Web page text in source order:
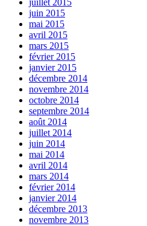
juin 2015
mai 2015
avril 2015
mars 2015
février 2015
janvier 2015
décembre 2014
novembre 2014
octobre 2014
septembre 2014
août 2014
juillet 2014
juin 2014
mai 2014
avril 2014
mars 2014
février 2014
janvier 2014
décembre 2013
novembre 2013